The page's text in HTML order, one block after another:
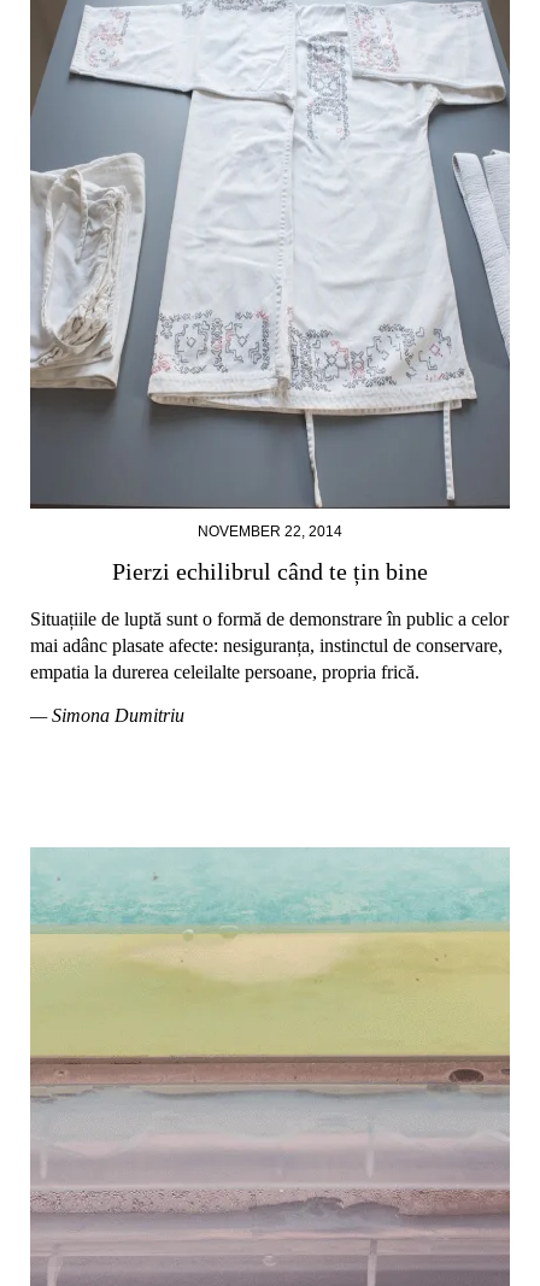
NOVEMBER 22, 2014
Pierzi echilibrul când te țin bine
Situațiile de luptă sunt o formă de demonstrare în public a celor
mai adânc plasate afecte: nesiguranța, instinctul de conservare,
empatia la durerea celeilalte persoane, propria frică.
— Simona Dumitriu